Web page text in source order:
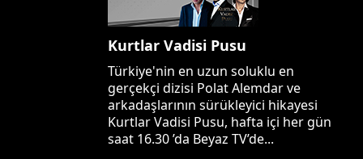
Kurtlar Vadisi Pusu
Türkiye'nin en uzun soluklu en
gerçekçi dizisi Polat Alemdar ve
arkadaşlarının sürükleyici hikayesi
Kurtlar Vadisi Pusu, hafta içi her gün
saat 16.30 ’da Beyaz TV’de...